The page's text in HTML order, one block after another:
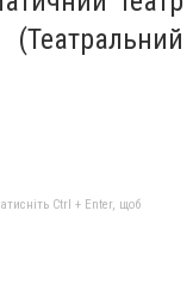
Ctrl + Enter, щоб